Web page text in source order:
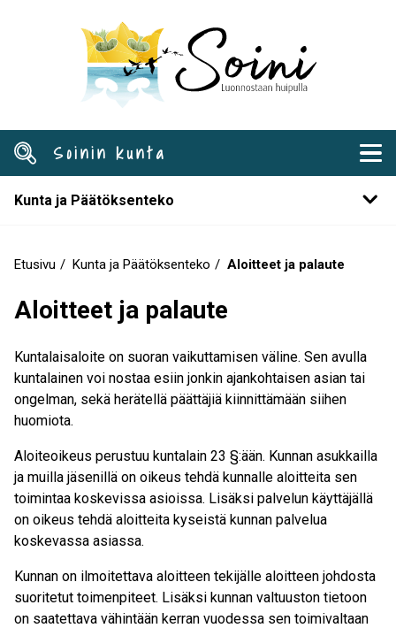
Soinin kunta
Kunta ja Päätöksenteko
Etusivu Kunta ja Päätöksenteko Aloitteet ja palaute
Aloitteet ja palaute
Kuntalaisaloite on suoran vaikuttamisen väline. Sen avulla
kuntalainen voi nostaa esiin jonkin ajankohtaisen asian tai
ongelman, sekä herätellä päättäjiä kiinnittämään siihen
huomiota.
Aloiteoikeus perustuu kuntalain 23 §:ään. Kunnan asukkailla
ja muilla jäsenillä on oikeus tehdä kunnalle aloitteita sen
toimintaa koskevissa asioissa. Lisäksi palvelun käyttäjällä
on oikeus tehdä aloitteita kyseistä kunnan palvelua
koskevassa asiassa.
Kunnan on ilmoitettava aloitteen tekijälle aloitteen johdosta
suoritetut toimenpiteet. Lisäksi kunnan valtuuston tietoon
on saatettava vähintään kerran vuodessa sen toimivaltaan